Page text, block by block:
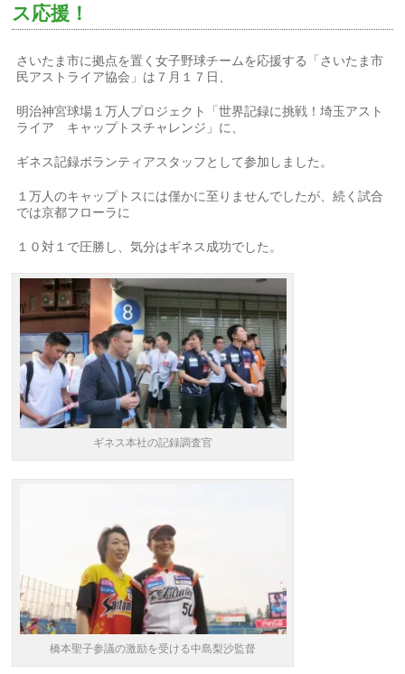
ス応援！
さいたま市に拠点を置く女子野球チームを応援する「さいたま市
民アストライア協会」は７月１７日、
明治神宮球場１万人プロジェクト「世界記録に挑戦！埼玉アスト
ライア キャップトスチャレンジ」に、
ギネス記録ボランティアスタッフとして参加しました。
１万人のキャップトスには僅かに至りませんでしたが、続く試合
では京都フローラに
１０対１で圧勝し、気分はギネス成功でした。
ギネス本社の記録調査官
橋本聖子参議の激励を受ける中島梨沙監督